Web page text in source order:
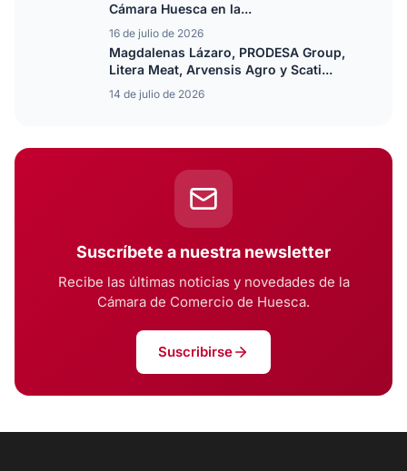
Cámara Huesca en la...
16 de julio de 2026
Magdalenas Lázaro, PRODESA Group,
Litera Meat, Arvensis Agro y Scati...
14 de julio de 2026
Suscríbete a nuestra newsletter
Recibe las últimas noticias y novedades de la
Cámara de Comercio de Huesca.
Suscribirse